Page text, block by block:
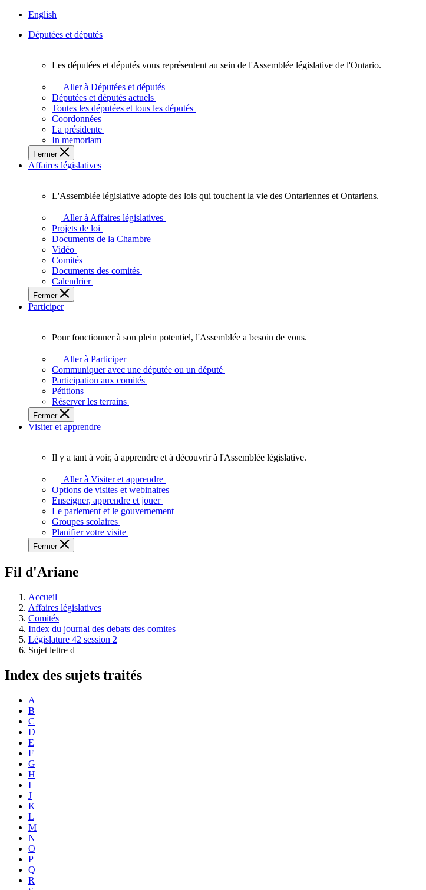
English
Députées et députés
députées
députés
vous
représentent
sein
de
l'Assemblée
l'Ontario.
Les députées et députés vous représentent au sein de l'Assemblée législative de l'Ontario.
Aller à Députées et députés
Députées et députés actuels
Toutes les députées et tous les députés
Coordonnées
La présidente
In memoriam
Fermer
Affaires législatives
législative
adopte
touchent
vie
des
Ontariennes
Ontariens.
L'Assemblée législative adopte des lois qui touchent la vie des Ontariennes et Ontariens.
Aller à Affaires législatives
Projets de loi
Documents de la Chambre
Vidéo
Comités
Documents des comités
Calendrier
Fermer
Participer
fonctionner
plein
potentiel,
l'Assemblée
a
besoin
Pour fonctionner à son plein potentiel, l'Assemblée a besoin de vous.
Aller à Participer
Communiquer avec une députée ou un député
Participation aux comités
Pétitions
Réserver les terrains
Fermer
Visiter et apprendre
voir,
apprendre
et
découvrir
l'Assemblée
législative.
Il y a tant à voir, à apprendre et à découvrir à l'Assemblée législative.
Aller à Visiter et apprendre
Options de visites et webinaires
Enseigner, apprendre et jouer
Le parlement et le gouvernement
Groupes scolaires
Planifier votre visite
Fermer
Fil d'Ariane
Accueil
Affaires législatives
Comités
Index du journal des debats des comites
Législature 42 session 2
Sujet lettre d
Index des sujets traités
A
B
C
D
E
F
G
H
I
J
K
L
M
N
O
P
Q
R